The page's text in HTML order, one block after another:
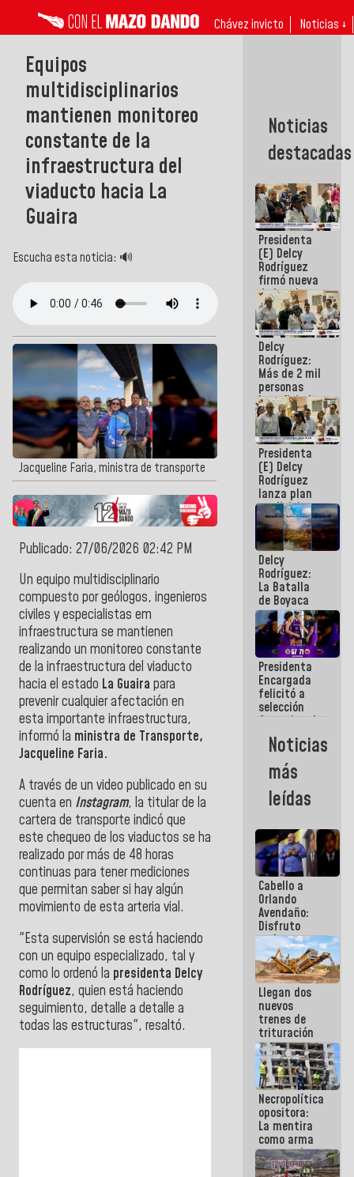
Chávez invicto Noticias ↓
Equipos
multidisciplinarios
mantienen monitoreo
constante de la
infraestructura del
viaducto hacia La
Guaira
Escucha esta noticia: 🔊
Jacqueline Faria, ministra de transporte
Publicado: 27/06/2026 02:42 PM
Un equipo multidisciplinario
compuesto por geólogos, ingenieros
civiles y especialistas em
infraestructura se mantienen
realizando un monitoreo constante
de la infraestructura del viaducto
hacia el estado La Guaira para
prevenir cualquier afectación en
esta importante infraestructura,
informó la ministra de Transporte,
Jacqueline Faria.
A través de un video publicado en su
cuenta en Instagram, la titular de la
cartera de transporte indicó que
este chequeo de los viaductos se ha
realizado por más de 48 horas
continuas para tener mediciones
que permitan saber si hay algún
movimiento de esta arteria vial.
"Esta supervisión se está haciendo
con un equipo especializado, tal y
como lo ordenó la presidenta Delcy
Rodríguez, quien está haciendo
seguimiento, detalle a detalle a
todas las estructuras", resaltó.
Noticias
destacadas
Presidenta
(E) Delcy
Rodríguez
firmó nueva
de Ley de
Arrendamiento
aprobada
por la AN
Delcy
Rodríguez:
Más de 2 mil
personas
beneficiadas
con planes
para
atención de
emergencia
sísmica en
la última
semana
Presidenta
(E) Delcy
Rodríguez
lanza plan
crediticio
con subsidio
a Juntas de
Condominio
Delcy
Rodríguez:
La Batalla
de Boyaca
representa
un capítulo
decisivo en
la gesta
emancipadora
de nuestra
América
Presidenta
Encargada
felicitó a
selección
femenina de
baloncesto
por su
clasificación
a la
AmeriCup
2027
Noticias
más
leídas
Cabello a
Orlando
Avendaño:
Disfruto
cada vez
que escribes
porque lo
que haces
es
embarrarla
Llegan dos
nuevos
trenes de
trituración
para
optimizar
manejo de
escombros
en La Guaira
Necropolítica
opositora:
La mentira
como arma
contra el
Pueblo